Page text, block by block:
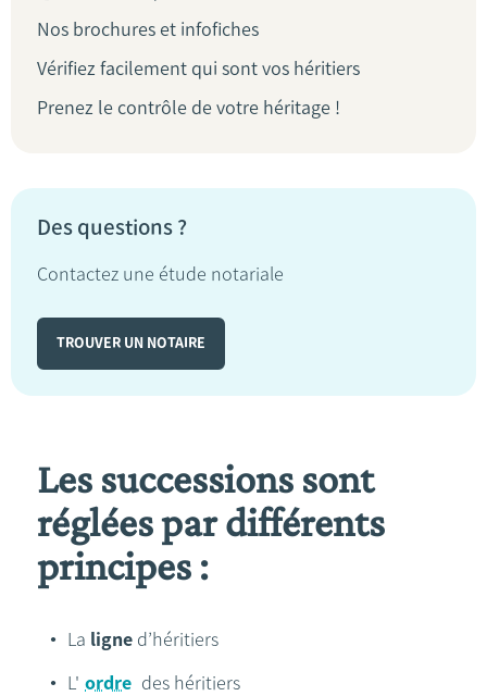
Nos brochures et infofiches
Vérifiez facilement qui sont vos héritiers
Prenez le contrôle de votre héritage !
Des questions ?
Contactez une étude notariale
TROUVER UN NOTAIRE
Les successions sont
réglées par différents
principes :
La ligne d’héritiers
L' ordre des héritiers